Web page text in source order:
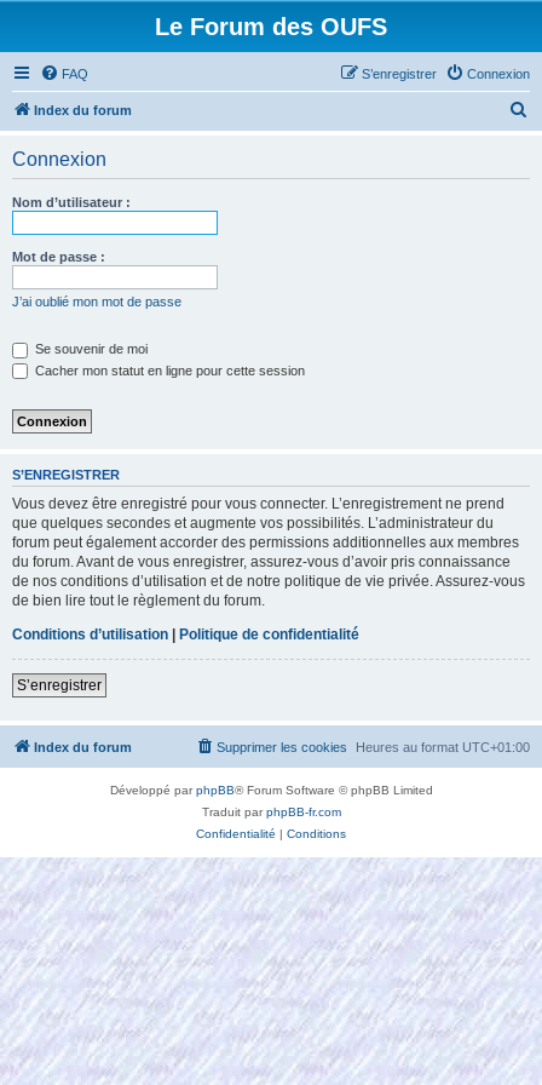
Le Forum des OUFS
FAQ Connexion
S’enregistrer
Index du forum
Connexion
Nom d’utilisateur :
Mot de passe :
J’ai oublié mon mot de passe
Se souvenir de moi
Cacher mon statut en ligne pour cette session
S’ENREGISTRER
Vous devez être enregistré pour vous connecter. L’enregistrement ne prend
que quelques secondes et augmente vos possibilités. L’administrateur du
forum peut également accorder des permissions additionnelles aux membres
du forum. Avant de vous enregistrer, assurez-vous d’avoir pris connaissance
de nos conditions d’utilisation et de notre politique de vie privée. Assurez-vous
de bien lire tout le règlement du forum.
Conditions d’utilisation | Politique de confidentialité
S’enregistrer
Index du forum Heures au format UTC+01:00
Supprimer les cookies
Développé parphpBB® Forum Software © phpBB Limited
Traduit parphpBB-fr.com
Confidentialité | Conditions